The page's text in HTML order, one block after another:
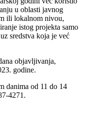
u oblasti javnog
ili lokalnom nivou,
istog projekta samo
sredstva koja je već
objavljivanja,
godine.
danima od 11 do 14
4271.